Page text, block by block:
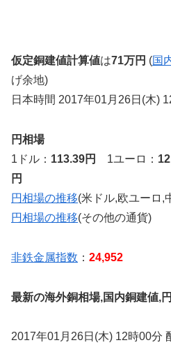
仮定銅建値計算値は71万円 (国
げ余地)
日本時間 2017年01月26日(木)
円相場
1ドル： 113.39円 1ユーロ：
円
円相場の推移(米ドル,欧ユーロ,
円相場の推移(その他の通貨)
非鉄金属指数 ： 24,952
最新の海外銅相場,国内銅建値,
2017年01月26日(木) 12時00分